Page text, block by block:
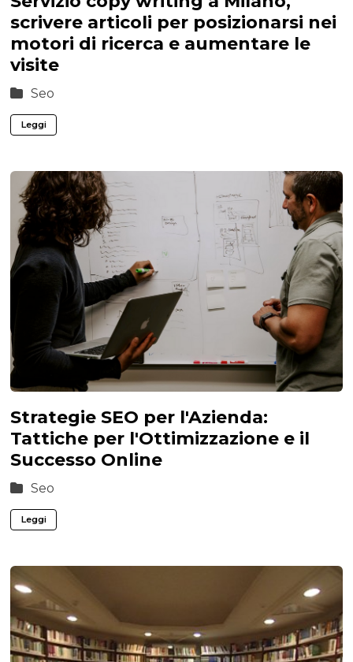
scrivere articoli per posizionarsi nei
motori di ricerca e aumentare le
visite
Seo
Leggi
Strategie SEO per l'Azienda:
Tattiche per l'Ottimizzazione e il
Successo Online
Seo
Leggi